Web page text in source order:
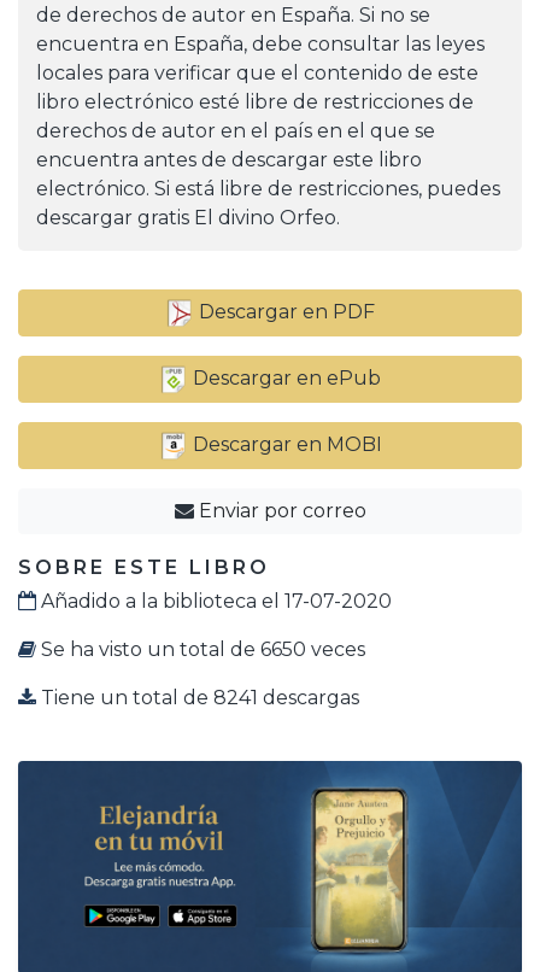
de derechos de autor en España. Si no se
encuentra en España, debe consultar las leyes
locales para verificar que el contenido de este
libro electrónico esté libre de restricciones de
derechos de autor en el país en el que se
encuentra antes de descargar este libro
electrónico. Si está libre de restricciones, puedes
descargar gratis El divino Orfeo.
Descargar en PDF
Descargar en ePub
Descargar en MOBI
Enviar por correo
SOBRE ESTE LIBRO
Añadido a la biblioteca el 17-07-2020
Se ha visto un total de 6650 veces
Tiene un total de 8241 descargas